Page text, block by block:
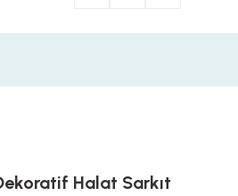
Halat Sarkıt